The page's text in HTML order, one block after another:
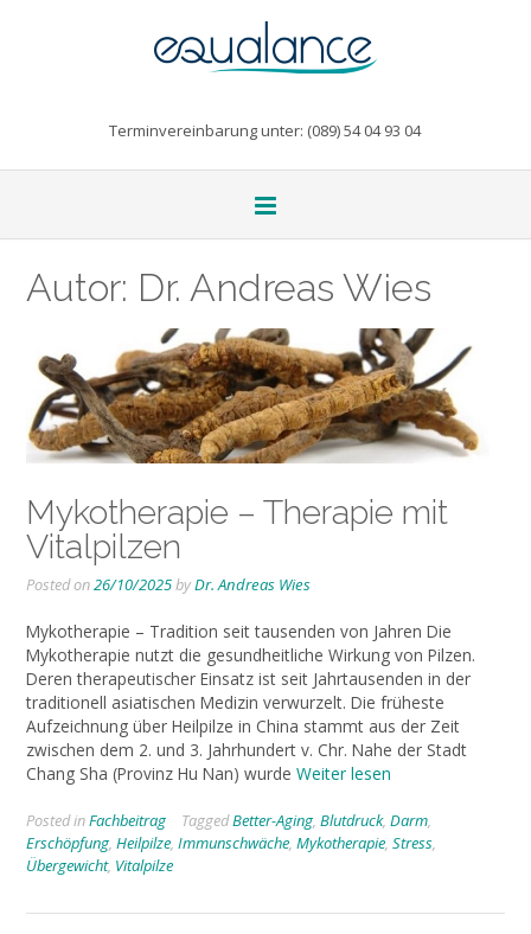
Terminvereinbarung unter: (089) 54 04 93 04
Autor: Dr. Andreas Wies
Mykotherapie – Therapie mit
Vitalpilzen
Posted on26/10/2025byDr. Andreas Wies
Mykotherapie – Tradition seit tausenden von Jahren Die
Mykotherapie nutzt die gesundheitliche Wirkung von Pilzen.
Deren therapeutischer Einsatz ist seit Jahrtausenden in der
traditionell asiatischen Medizin verwurzelt. Die früheste
Aufzeichnung über Heilpilze in China stammt aus der Zeit
zwischen dem 2. und 3. Jahrhundert v. Chr. Nahe der Stadt
Chang Sha (Provinz Hu Nan) wurde Weiter lesen
Posted inFachbeitrag TaggedBetter-Aging, Blutdruck, Darm,
Erschöpfung, Heilpilze, Immunschwäche, Mykotherapie, Stress,
Übergewicht, Vitalpilze